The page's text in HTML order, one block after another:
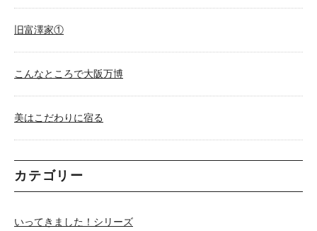
旧富澤家①
こんなところで大阪万博
美はこだわりに宿る
カテゴリー
いってきました！シリーズ